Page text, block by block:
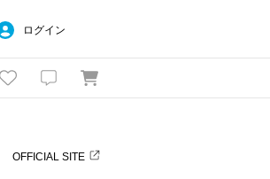
ログイン
OFFICIAL SITE